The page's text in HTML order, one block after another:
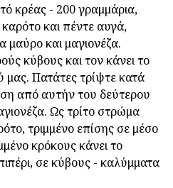
κρέας - 200 γραμμάρια,
και πέντε αυγά,
μαύρο και μαγιονέζα.
κύβους και τον κάνει το
Πατάτες τρίψτε κατά
από αυτήν του δεύτερου
Ως τρίτο στρώμα
τριμμένο επίσης σε μέσο
κρόκους κάνει το
σε κύβους - καλύμματα